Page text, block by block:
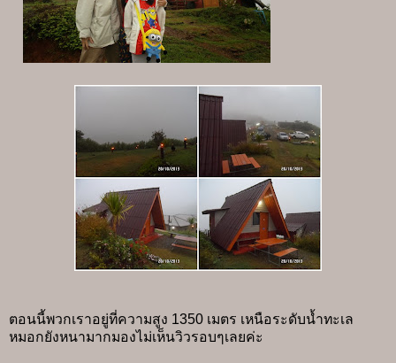
ตอนนี้พวกเราอยู่ที่ความสูง 1350 เมตร เหนือระดับน้ำทะเล
หมอกยังหนามากมองไม่เห็นวิวรอบๆเลยค่ะ